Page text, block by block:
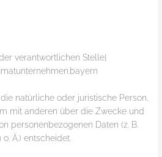
verantwortlichen Stelle]
natürliche oder juristische Person,
mit anderen über die Zwecke und
personenbezogenen Daten (z. B.
Ä.) entscheidet.